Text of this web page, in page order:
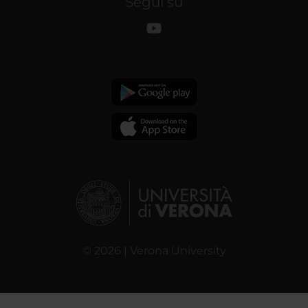
© 2026 | Verona University